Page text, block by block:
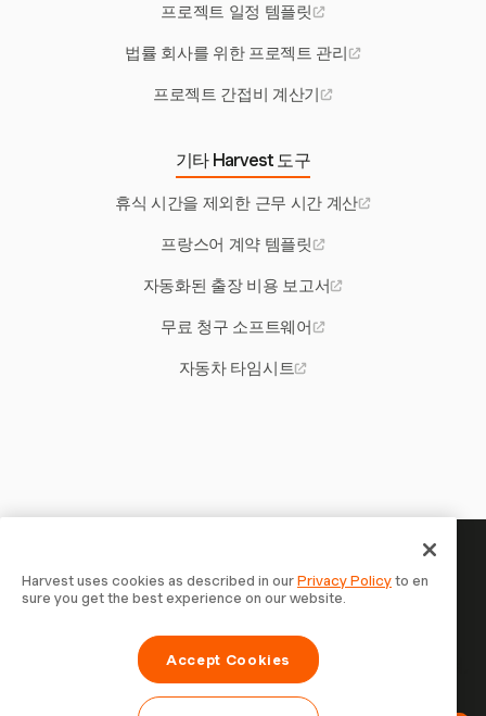
프로젝트 일정 템플릿
법률 회사를 위한 프로젝트 관리
프로젝트 간접비 계산기
기타 Harvest 도구
휴식 시간을 제외한 근무 시간 계산
프랑스어 계약 템플릿
자동화된 출장 비용 보고서
무료 청구 소프트웨어
자동차 타임시트
당신의 시간은 기록할 가치가 있
습니다 — 지금 시작하세요
Harvest로 시간을 추적하고, 고객에게 청구하고, 더 빠르게
결제를 받는 70,000개 이상의 기업에 합류하세요. 무료 체험,
Harvest uses cookies as described in ourPrivacy Policyto en
sure you get the best experience on our website.
Accept Cookies